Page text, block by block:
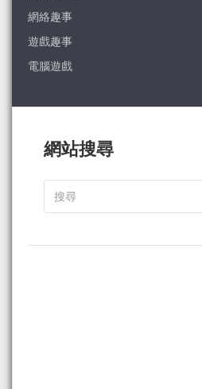
網絡趣事
遊戲趣事
電腦遊戲
網站搜尋